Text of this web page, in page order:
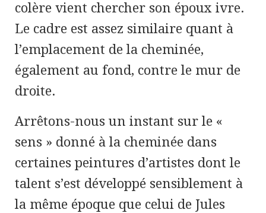
colère vient chercher son époux ivre.
Le cadre est assez similaire quant à
l’emplacement de la cheminée,
également au fond, contre le mur de
droite.
Arrêtons-nous un instant sur le «
sens » donné à la cheminée dans
certaines peintures d’artistes dont le
talent s’est développé sensiblement à
la même époque que celui de Jules